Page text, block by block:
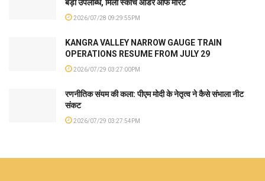
बड़ी उपलब्धि, मिला स्कोच ऑर्डर ऑफ मेरिट
2026/07/28 09:29:55PM
KANGRA VALLEY NARROW GAUGE TRAIN
OPERATIONS RESUME FROM JULY 29
2026/07/29 03:27:00PM
रणनीतिक संयम की कला: पीएम मोदी के नेतृत्व ने कैसे संभाला नीट
संकट
2026/07/29 03:27:54PM